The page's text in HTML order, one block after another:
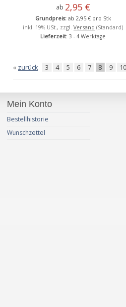
ab 2,95 €
Grundpreis: ab 2,95 € pro Stk
inkl. 19% USt., zzgl.Versand (Standard)
Lieferzeit: 3 - 4 Werktage
« zurück 3 4 5 6 7 8 9
Mein Konto
Bestellhistorie
Wunschzettel